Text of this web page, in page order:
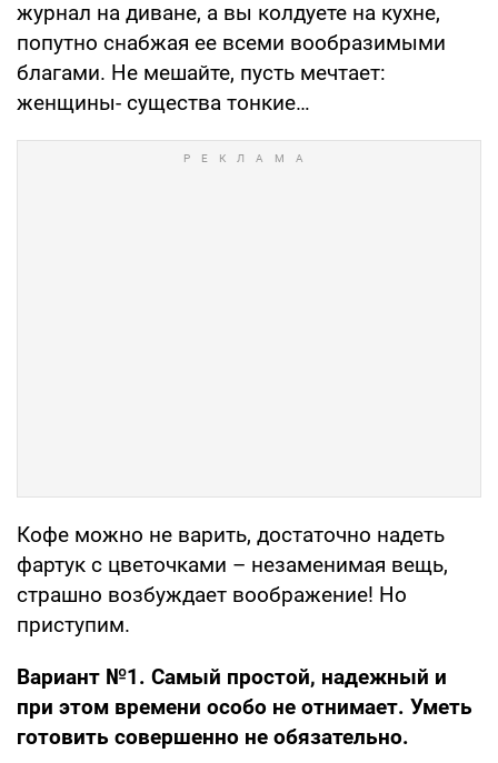
журнал на диване, а вы колдуете на кухне,
попутно снабжая ее всеми вообразимыми
благами. Не мешайте, пусть мечтает:
женщины- существа тонкие…
Кофе можно не варить, достаточно надеть
фартук с цветочками – незаменимая вещь,
страшно возбуждает воображение! Но
приступим.
Вариант №1. Самый простой, надежный и
при этом времени особо не отнимает. Уметь
готовить совершенно не обязательно.